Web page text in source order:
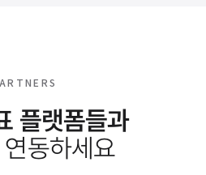
플랫폼들과
동하세요